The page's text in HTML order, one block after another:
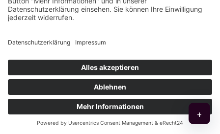
Zustimmung zur Datenverarbeitung *
gemäß Art. 6 Abs. 1 lit. a DSGVO verarbeitet werden
Die Daten werden ausschließlich zur Bearbeitung der Anfrage
verwendet und nach Abschluss gelöscht. Weitere Informationen
finden Sie in derDatenschutzerklärung*.
*
+